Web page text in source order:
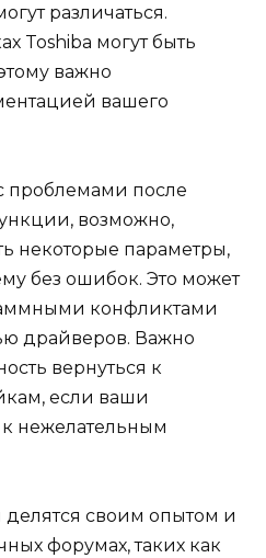
различаться.
Toshiba могут быть
важно
вашего
проблемами после
возможно,
некоторые параметры,
без ошибок. Это может
конфликтами
драйверов. Важно
вернуться к
если ваши
нежелательным
своим опытом и
форумах, таких как